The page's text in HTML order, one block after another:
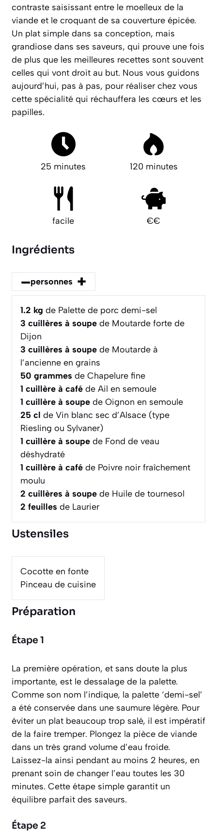
contraste saisissant entre le moelleux de la
viande et le croquant de sa couverture épicée.
Un plat simple dans sa conception, mais
grandiose dans ses saveurs, qui prouve une fois
de plus que les meilleures recettes sont souvent
celles qui vont droit au but. Nous vous guidons
aujourd’hui, pas à pas, pour réaliser chez vous
cette spécialité qui réchauffera les cœurs et les
papilles.
25 minutes 120 minutes
facile €€
Ingrédients
–personnes +
1.2 kg de Palette de porc demi-sel
3 cuillères à soupe de Moutarde forte de
Dijon
3 cuillères à soupe de Moutarde à
l’ancienne en grains
50 grammes de Chapelure fine
1 cuillère à café de Ail en semoule
1 cuillère à soupe de Oignon en semoule
25 cl de Vin blanc sec d’Alsace (type
Riesling ou Sylvaner)
1 cuillère à soupe de Fond de veau
déshydraté
1 cuillère à café de Poivre noir fraîchement
moulu
2 cuillères à soupe de Huile de tournesol
2 feuilles de Laurier
Ustensiles
Cocotte en fonte
Pinceau de cuisine
Préparation
Étape 1
La première opération, et sans doute la plus
importante, est le dessalage de la palette.
Comme son nom l’indique, la palette ‘demi-sel’
a été conservée dans une saumure légère. Pour
éviter un plat beaucoup trop salé, il est impératif
de la faire tremper. Plongez la pièce de viande
dans un très grand volume d’eau froide.
Laissez-la ainsi pendant au moins 2 heures, en
prenant soin de changer l’eau toutes les 30
minutes. Cette étape simple garantit un
équilibre parfait des saveurs.
Étape 2